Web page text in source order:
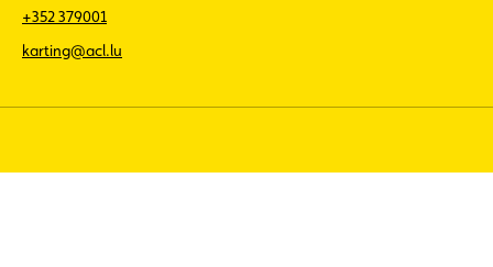
+352 379001
karting@acl.lu